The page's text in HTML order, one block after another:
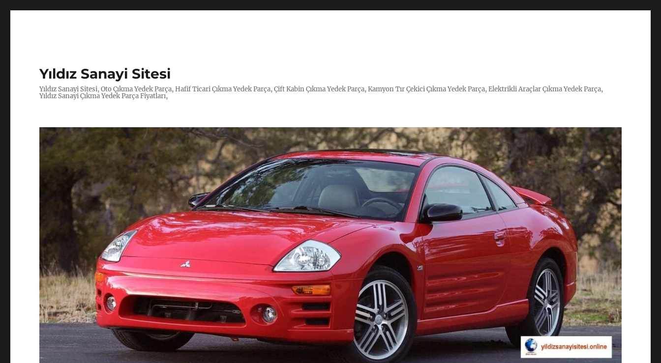
Yıldız Sanayi Sitesi
Yıldız Sanayi Sitesi, Oto Çıkma Yedek Parça, Hafif Ticari Çıkma Yedek Parça, Çift Kabin Çıkma Yedek Parça, Kamyon Tır Çekici Çıkma Yedek Parça, Elektrikli Araçlar Çıkma Yedek Parça,
Yıldız Sanayi Çıkma Yedek Parça Fiyatları,